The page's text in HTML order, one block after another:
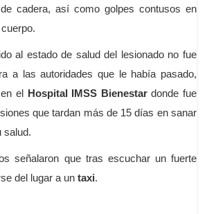
cadera, así como golpes contusos en
al estado de salud del lesionado no fue
a las autoridades que le había pasado,
el Hospital IMSS Bienestardonde fue
que tardan más de 15 días en sanar
salud.
señalaron que tras escuchar un fuerte
del lugar a un taxi.